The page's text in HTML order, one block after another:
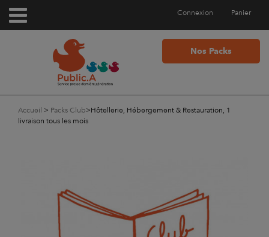
Panier
Connexion
Nos Packs
Accueil > Packs Club>Hôtellerie, Hébergement & Restauration, 1
livraison tous les mois